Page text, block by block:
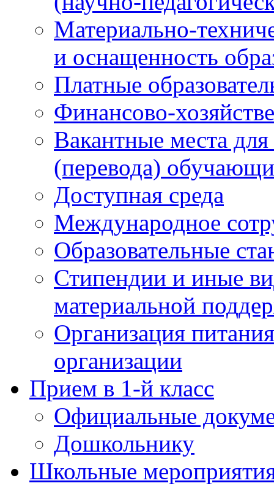
Материально-
и оснащенность
Платные
Финансово-
Вакантные места
(перевода)
Доступная среда
Международное
Образовательные
Стипендии и иные
материальной
Организация
организации
Прием в 1-й класс
Официальные
Дошкольнику
Школьные